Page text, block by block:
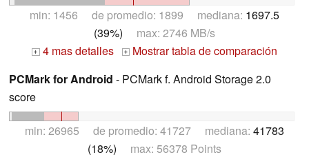
min: 1456 de promedio: 1899 mediana: 1697.5
(39%) max: 2746 MB/s
+ 4 mas detalles +
Mostrar tabla de comparación
PCMark for Android - PCMark f. Android Storage 2.0
score
min: 26965 de promedio: 41727 mediana: 41783
(18%) max: 56378 Points